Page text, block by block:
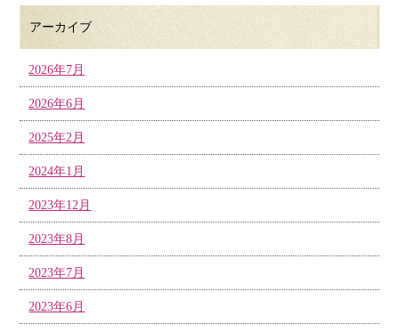
アーカイブ
2026年7月
2026年6月
2025年2月
2024年1月
2023年12月
2023年8月
2023年7月
2023年6月